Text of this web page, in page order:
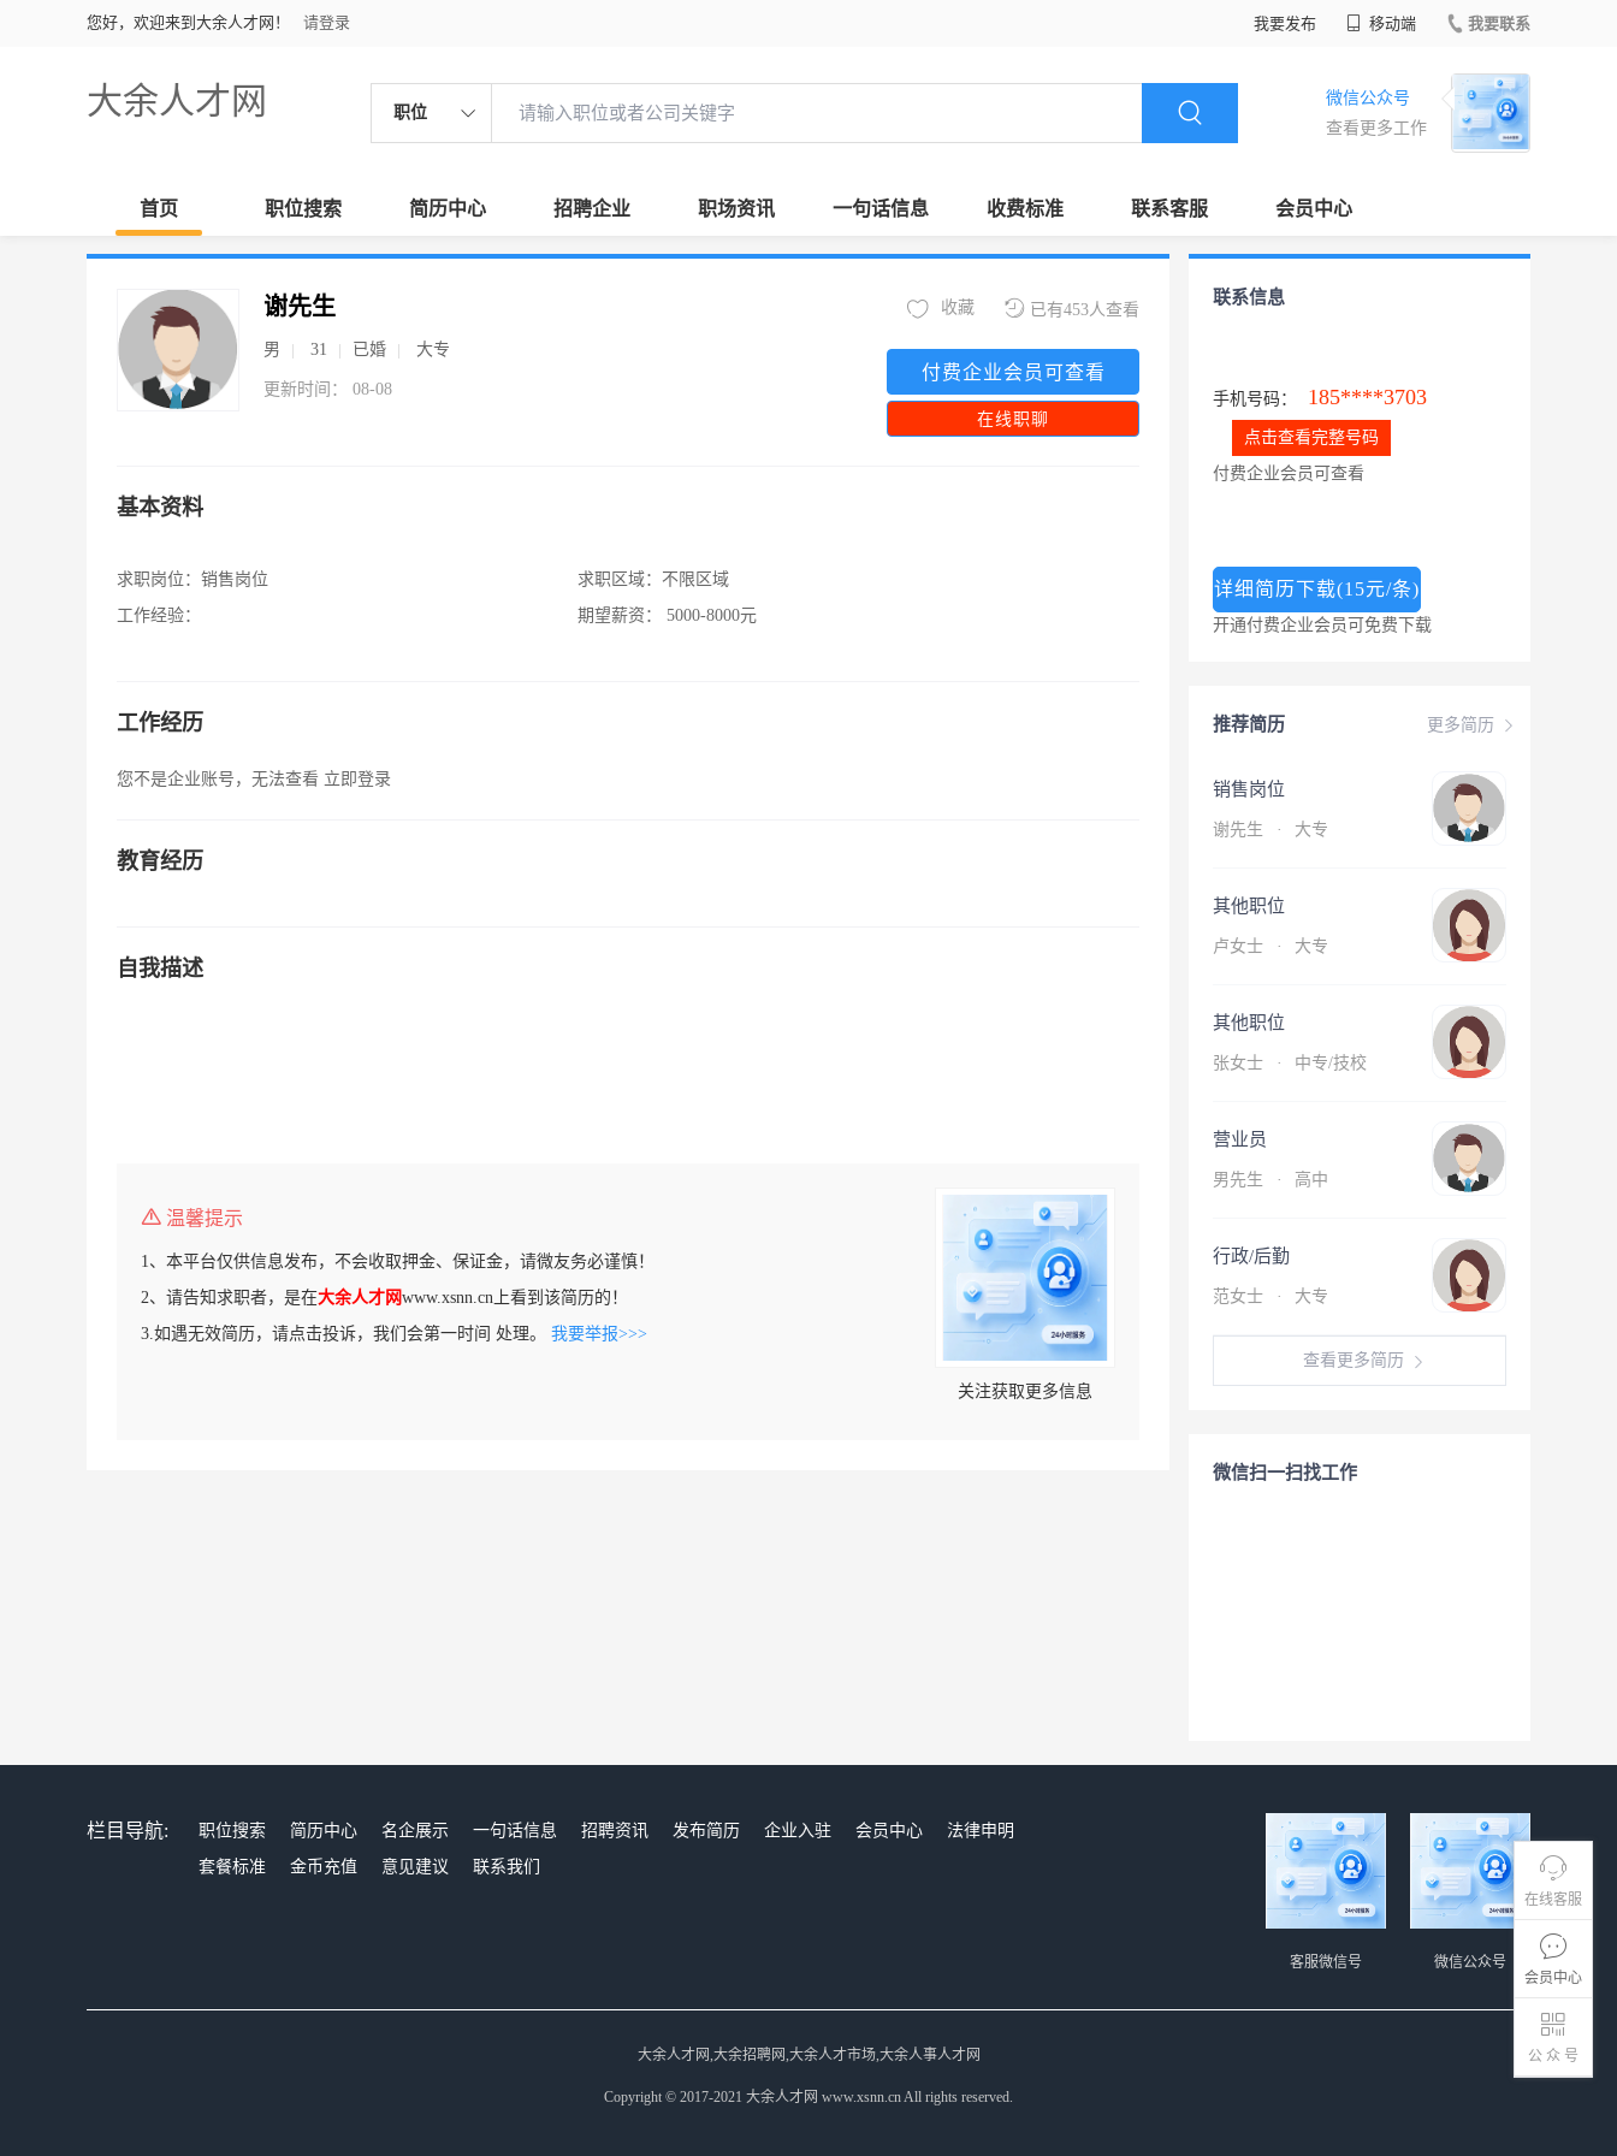
您好，欢迎来到大余人才网！ 请登录 我要发布 移动端 我要联系
大余人才网 职位
微信公众号
查看更多工作
首页 职位搜索 简历中心 招聘企业 职场资讯 一句话信息 收费标准 联系客服 会员中心
在线客服
会员中心
公 众 号
谢先生
男 31 已婚 大专
更新时间： 08-08
已有453人查看
收藏
付费企业会员可查看
在线职聊
基本资料
求职岗位： 销售岗位
工作经验：
求职区域： 不限区域
期望薪资：
5000-8000元
工作经历
您不是企业账号，无法查看 立即登录
教育经历
自我描述
温馨提示
1、本平台仅供信息发布，不会收取押金、保证金，请微友务必谨慎！
2、请告知求职者，是在大余人才网www.xsnn.cn上看到该简历的！
3.如遇无效简历，请点击投诉，我们会第一时间 处理。 我要举报>>>
关注获取更多信息
联系信息
手机号码： 185****3703
点击查看完整号码
付费企业会员可查看
详细简历下载(15元/条)
开通付费企业会员可免费下载
更多简历
推荐简历
销售岗位
谢先生 · 大专
其他职位
卢女士 · 大专
其他职位
张女士 · 中专/技校
营业员
男先生 · 高中
行政/后勤
范女士 · 大专
查看更多简历
微信扫一扫找工作
栏目导航: 职位搜索 简历中心 名企展示 一句话信息 招聘资讯 发布简历 企业入驻 会员中心
法律申明
套餐标准
金币充值 意见建议 联系我们
微信公众号
客服微信号
大余人才网,大余招聘网,大余人才市场,大余人事人才网
Copyright © 2017-2021 大余人才网 www.xsnn.cn All rights reserved.